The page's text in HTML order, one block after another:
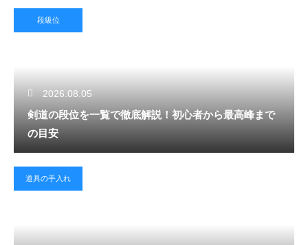
段級位
2026.08.05
剣道の段位を一覧で徹底解説！初心者から最高峰まで
の目安
道具の手入れ